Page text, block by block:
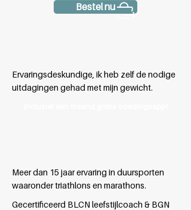
Bestel nu
Ervaringsdeskundige, ik heb zelf de nodige
uitdagingen gehad met mijn gewicht.
Meer dan 15 jaar ervaring in duursporten
waaronder triathlons en marathons.
Gecertificeerd BLCN leefstijlcoach & BGN